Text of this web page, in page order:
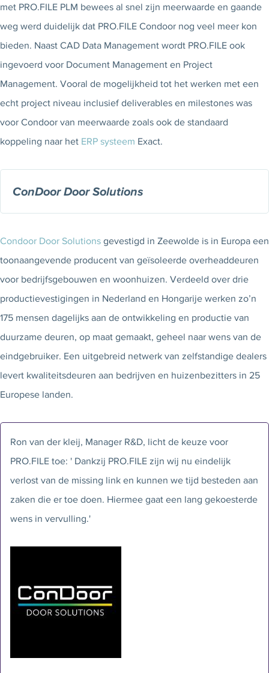
met PRO.FILE PLM bewees al snel zijn meerwaarde en gaande
weg werd duidelijk dat PRO.FILE Condoor nog veel meer kon
bieden. Naast CAD Data Management wordt PRO.FILE ook
ingevoerd voor Document Management en Project
Management. Vooral de mogelijkheid tot het werken met een
echt project niveau inclusief deliverables en milestones was
voor Condoor van meerwaarde zoals ook de standaard
koppeling naar het ERP systeem Exact.
ConDoor Door Solutions
Condoor Door Solutions gevestigd in Zeewolde is in Europa een
toonaangevende producent van geïsoleerde overheaddeuren
voor bedrijfsgebouwen en woonhuizen. Verdeeld over drie
productievestigingen in Nederland en Hongarije werken zo’n
175 mensen dagelijks aan de ontwikkeling en productie van
duurzame deuren, op maat gemaakt, geheel naar wens van de
eindgebruiker. Een uitgebreid netwerk van zelfstandige dealers
levert kwaliteitsdeuren aan bedrijven en huizenbezitters in 25
Europese landen.
Ron van der kleij, Manager R&D, licht de keuze voor
PRO.FILE toe: ' Dankzij PRO.FILE zijn wij nu eindelijk
verlost van de missing link en kunnen we tijd besteden aan
zaken die er toe doen. Hiermee gaat een lang gekoesterde
wens in vervulling.'